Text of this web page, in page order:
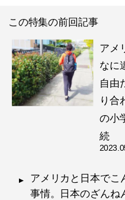
この特集の前回記事
アメ
なに
自由
り合
の小
続
アメリカと日本でこ
事情。日本のざんね